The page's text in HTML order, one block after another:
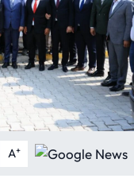
A+